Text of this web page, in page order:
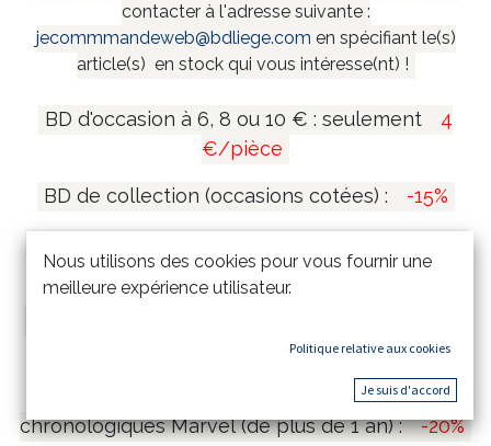
contacter à l'adresse suivante :
jecommmandeweb@bdliege.com en spécifiant le(s)
article(s) en stock qui vous intéresse(nt) !
BD d'occasion à 6, 8 ou 10 € : seulement
4
€/pièce
BD de collection (occasions cotées) : -15%
:
-20%
-15%
Comics Marvel Omnibus & Intégrales
chronologiques Marvel (de plus de 1 an) : -20%
Nous utilisons des cookies pour vous fournir une
meilleure expérience utilisateur.
Politique relative aux cookies
Je suis d'accord